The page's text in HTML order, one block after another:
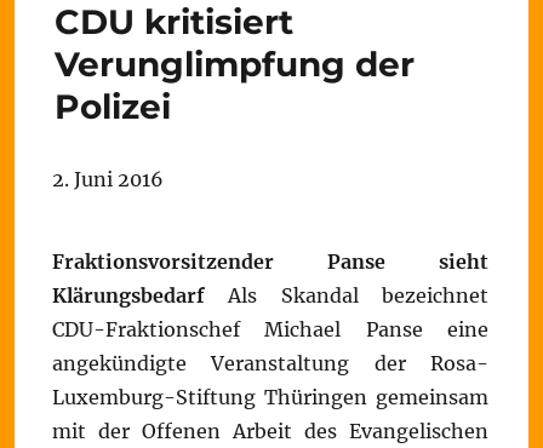
CDU kritisiert
Verunglimpfung der
Polizei
2. Juni 2016
Fraktionsvorsitzender Panse sieht
Klärungsbedarf Als Skandal bezeichnet
CDU-Fraktionschef Michael Panse eine
angekündigte Veranstaltung der Rosa-
Luxemburg-Stiftung Thüringen gemeinsam
mit der Offenen Arbeit des Evangelischen